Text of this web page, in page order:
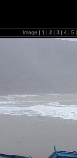
Image | 1 | 2 | 3 | 4 | 5